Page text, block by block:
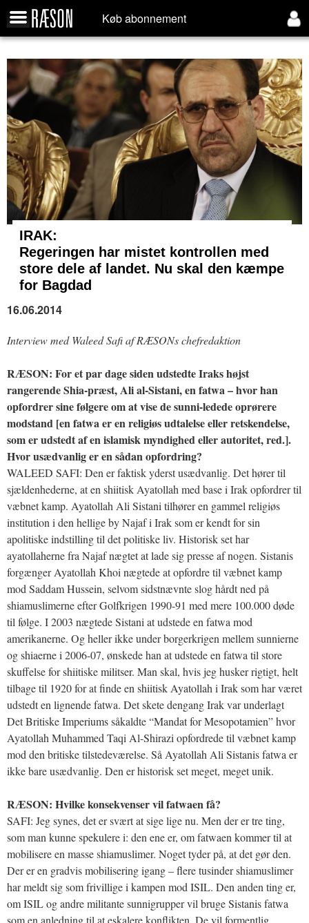
Køb abonnement
IRAK:
Regeringen har mistet kontrollen med
store dele af landet. Nu skal den kæmpe
for Bagdad
16.06.2014
Interview med Waleed Safi af RÆSONs chefredaktion
RÆSON: For et par dage siden udstedte Iraks højst
rangerende Shia-præst, Ali al-Sistani, en fatwa – hvor han
opfordrer sine følgere om at vise de sunni-ledede oprørere
modstand [en fatwa er en religiøs udtalelse eller retskendelse,
som er udstedt af en islamisk myndighed eller autoritet, red.].
Hvor usædvanlig er en sådan opfordring?
WALEED SAFI: Den er faktisk yderst usædvanlig. Det hører til
sjældenhederne, at en shiitisk Ayatollah med base i Irak opfordrer til
væbnet kamp. Ayatollah Ali Sistani tilhører en gammel religiøs
institution i den hellige by Najaf i Irak som er kendt for sin
apolitiske indstilling til det politiske liv. Historisk set har
ayatollaherne fra Najaf nægtet at lade sig presse af nogen. Sistanis
forgænger Ayatollah Khoi nægtede at opfordre til væbnet kamp
mod Saddam Hussein, selvom sidstnævnte slog hårdt ned på
shiamuslimerne efter Golfkrigen 1990-91 med mere 100.000 døde
til følge. I 2003 nægtede Sistani at udstede en fatwa mod
amerikanerne. Og heller ikke under borgerkrigen mellem sunnierne
og shiaerne i 2006-07, ønskede han at udstede en fatwa til store
skuffelse for shiitiske militser. Man skal, hvis jeg husker rigtigt, helt
tilbage til 1920 for at finde en shiitisk Ayatollah i Irak som har været
udstedt en lignende fatwa. Det skete dengang Irak var underlagt
Det Britiske Imperiums såkaldte “Mandat for Mesopotamien” hvor
Ayatollah Muhammed Taqi Al-Shirazi opfordrede til væbnet kamp
mod den britiske tilstedeværelse. Så Ayatollah Ali Sistanis fatwa er
ikke bare usædvanlig. Den er historisk set meget, meget unik.
RÆSON: Hvilke konsekvenser vil fatwaen få?
SAFI: Jeg synes, det er svært at sige lige nu. Men der er tre ting,
som man kunne spekulere i: den ene er, om fatwaen kommer til at
mobilisere en masse shiamuslimer. Noget tyder på, at det gør den.
Der er en gradvis mobilisering igang – flere tusinder shiamuslimer
har meldt sig som frivillige i kampen mod ISIL. Den anden ting er,
om ISIL og andre militante sunnigrupper vil bruge Sistanis fatwa
som en anledning til at eskalere konflikten. De vil formentlig